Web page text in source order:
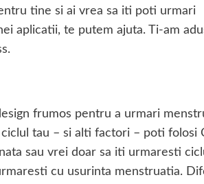
tine si ai vrea sa iti poti urmari
aplicatii, te putem ajuta. Ti-am
frumos pentru a urmari
tau – si alti factori – poti folosi
sau vrei doar sa iti urmaresti
cu usurinta menstruatia.